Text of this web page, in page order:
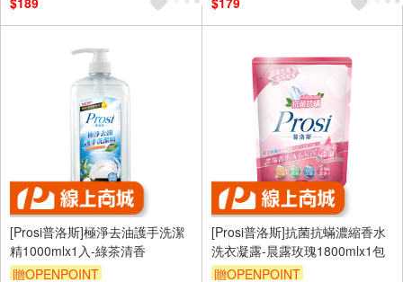
[Prosi普洛斯]極淨去油護手洗潔
精1000mlx1入-綠茶清香
贈OPENPOINT
[Prosi普洛斯]抗菌抗蟎濃縮香水
洗衣凝露-晨露玫瑰1800mlx1包
贈OPENPOINT